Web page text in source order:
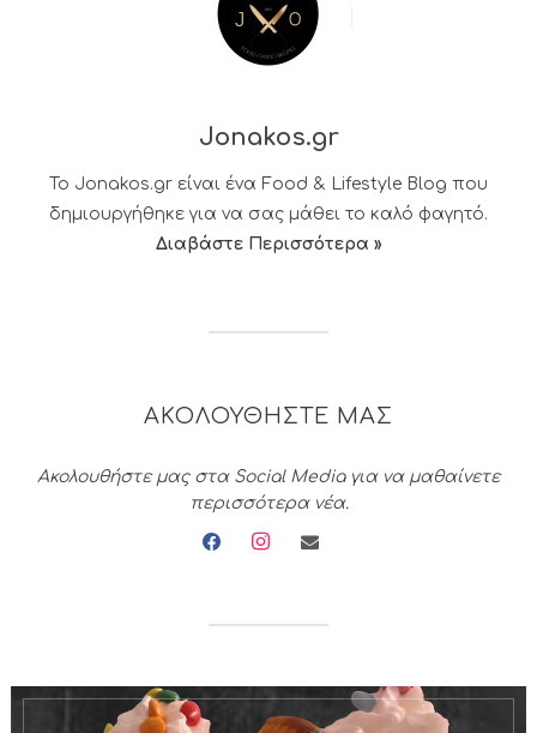
Jonakos.gr
Το Jonakos.gr είναι ένα Food & Lifestyle Blog που
δημιουργήθηκε για να σας μάθει το καλό φαγητό.
Διαβάστε Περισσότερα »
ΑΚΟΛΟΥΘΗΣΤΕ ΜΑΣ
Ακολουθήστε μας στα Social Media για να μαθαίνετε
περισσότερα νέα.
facebookinstagramenvelope